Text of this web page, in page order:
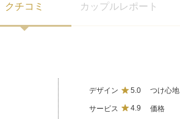
クチコミ カップルレポート
デザイン 5.0 つけ心地
サービス 4.9 価格